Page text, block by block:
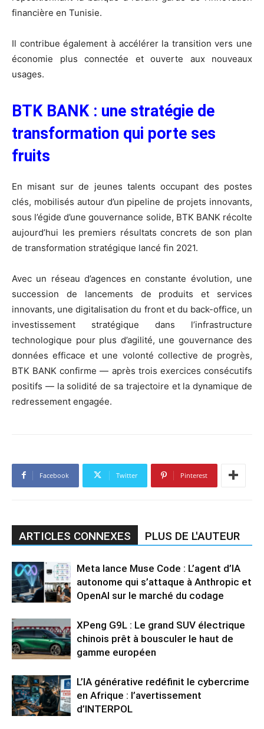
financière en Tunisie.
Il contribue également à accélérer la transition vers une
économie plus connectée et ouverte aux nouveaux
usages.
BTK BANK : une stratégie de
transformation qui porte ses
fruits
En misant sur de jeunes talents occupant des postes
clés, mobilisés autour d’un pipeline de projets innovants,
sous l’égide d’une gouvernance solide, BTK BANK récolte
aujourd’hui les premiers résultats concrets de son plan
de transformation stratégique lancé fin 2021.
Avec un réseau d’agences en constante évolution, une
succession de lancements de produits et services
innovants, une digitalisation du front et du back-office, un
investissement stratégique dans l’infrastructure
technologique pour plus d’agilité, une gouvernance des
données efficace et une volonté collective de progrès,
BTK BANK confirme — après trois exercices consécutifs
positifs — la solidité de sa trajectoire et la dynamique de
redressement engagée.
Facebook Twitter Pinterest
ARTICLES CONNEXES PLUS DE L'AUTEUR
Meta lance Muse Code : L’agent d’IA
autonome qui s’attaque à Anthropic et
OpenAI sur le marché du codage
XPeng G9L : Le grand SUV électrique
chinois prêt à bousculer le haut de
gamme européen
L’IA générative redéfinit le cybercrime
en Afrique : l’avertissement
d’INTERPOL